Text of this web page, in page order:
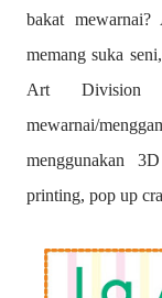
bakat mewarnai?
memang suka
Art
mewarnai/
menggunakan
printing, pop up